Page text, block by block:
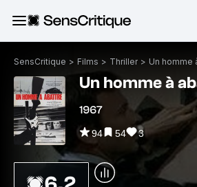
SensCritique > Films > Thriller > Un homme
Un homme à
1967
94 54 3